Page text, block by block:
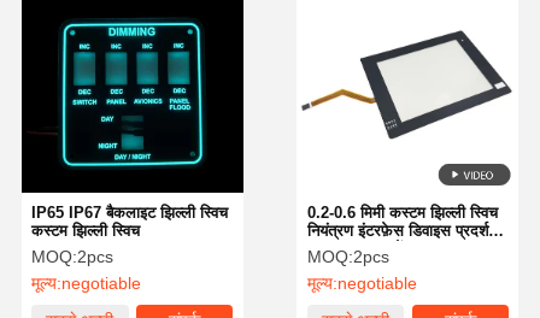
IP65 IP67 बैकलाइट झिल्ली स्विच
कस्टम झिल्ली स्विच
MOQ:2pcs
मूल्य:negotiable
0.2-0.6 मिमी कस्टम झिल्ली स्विच
नियंत्रण इंटरफ़ेस डिवाइस प्रदर्शन
का अनुकूलन करें
MOQ:2pcs
मूल्य:negotiable